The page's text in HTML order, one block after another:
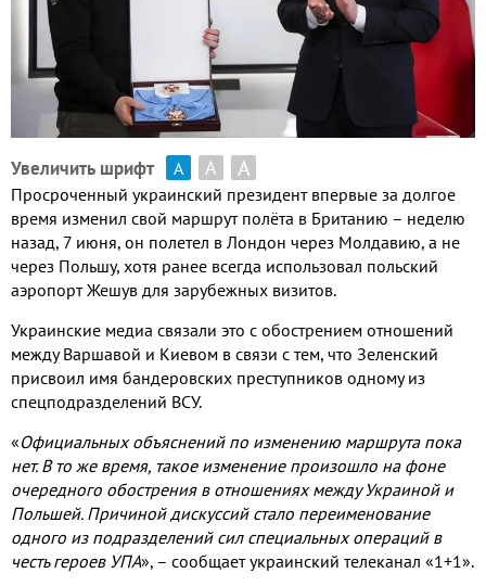
Увеличить шрифт А А А
Просроченный украинский президент впервые за долгое
время изменил свой маршрут полёта в Британию – неделю
назад, 7 июня, он полетел в Лондон через Молдавию, а не
через Польшу, хотя ранее всегда использовал польский
аэропорт Жешув для зарубежных визитов.
Украинские медиа связали это с обострением отношений
между Варшавой и Киевом в связи с тем, что Зеленский
присвоил имя бандеровских преступников одному из
спецподразделений ВСУ.
«Официальных объяснений по изменению маршрута пока
нет. В то же время, такое изменение произошло на фоне
очередного обострения в отношениях между Украиной и
Польшей. Причиной дискуссий стало переименование
одного из подразделений сил специальных операций в
честь героев УПА», – сообщает украинский телеканал «1+1».